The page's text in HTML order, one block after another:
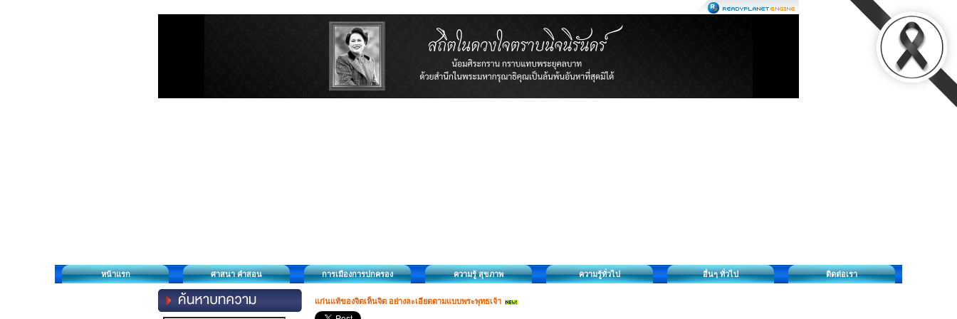
หน้าแรก ศาสนา คำสอน การเมืองการปกครอง ความรู้ สุขภาพ ความรู้ทั่วไป อื่นๆ ทั่วไป ติดต่อเรา
แก่นแท้ของจิตเห็นจิต อย่างละเอียดตามแบบพระพุทธเจ้า